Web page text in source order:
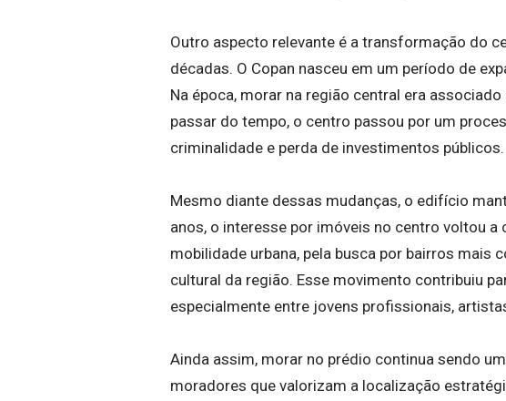
Outro aspecto relevante é a transformação do
décadas. O Copan nasceu em um período de
Na época, morar na região central era
passar do tempo, o centro passou por um
criminalidade e perda de investimentos públicos.
Mesmo diante dessas mudanças, o edifício
anos, o interesse por imóveis no centro voltou
mobilidade urbana, pela busca por bairros mais
cultural da região. Esse movimento contribuiu
especialmente entre jovens profissionais,
Ainda assim, morar no prédio continua sendo
moradores que valorizam a localização